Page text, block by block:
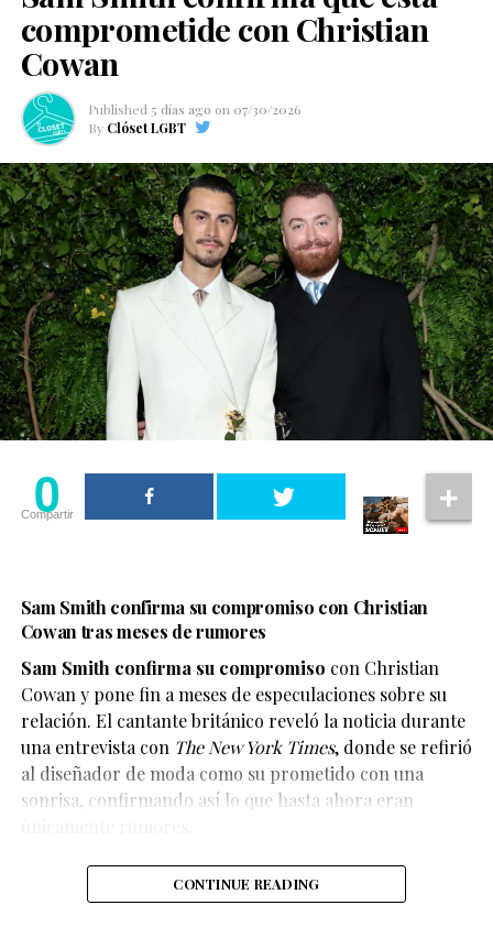
En el escenario, Ariana compartió que durante mucho
bienestar y establecer límites para cuidar su salud
emocional.
comprometide con Christian
Cowan
Published 5 días ago on 07/30/2026
By Clóset LGBT
0
Compartir
Sam Smith confirma su compromiso con Christian
Cowan tras meses de rumores
Sam Smith confirma su compromiso con Christian
Cowan y pone fin a meses de especulaciones sobre su
relación. El cantante británico reveló la noticia durante
una entrevista con The New York Times, donde se refirió
al diseñador de moda como su prometido con una
sonrisa, confirmando así lo que hasta ahora eran
CONTINUE READING